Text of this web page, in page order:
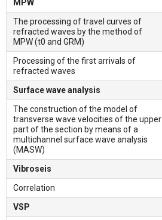
MPW
The processing of travel curves of
refracted waves by the method of
MPW (t0 and GRM)
Processing of the first arrivals of
refracted waves
Surface wave analysis
The construction of the model of
transverse wave velocities of the upper
part of the section by means of a
multichannel surface wave analysis
(MASW)
Vibroseis
Correlation
VSP